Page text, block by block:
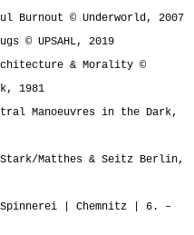
© Underworld, 2007
© UPSAHL, 2019
& Morality ©
1981
Manoeuvres in the Dark,
Stark/Matthes & Seitz Berlin,
Spinnerei | Chemnitz | 6. –